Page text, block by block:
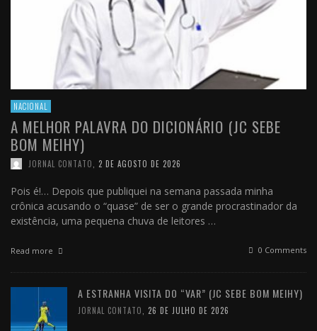
NACIONAL
A MELHOR PALAVRA DO DICIONÁRIO (JC SEBE
BOM MEIHY)
JORNAL CONTATO 2 DE AGOSTO DE 2026
Pois é!… Depois que publiquei na semana passada minha
crônica acusando o “quase” de ser o grande procrastinador da
existência, uma pequena chuva de leitores …
Read more 0 Comments
A ESTRANHA VISITA DO “VAR” (JC SEBE BOM MEIHY)
JORNAL CONTATO 26 DE JULHO DE 2026